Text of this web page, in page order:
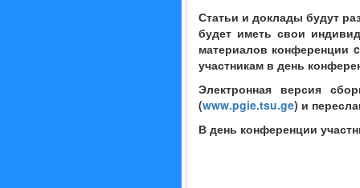
Статьи и доклады будут
будет иметь свои
материалов конференции c
участникам в день
Электронная версия
(www.pgie.tsu.ge) и
В день конференции